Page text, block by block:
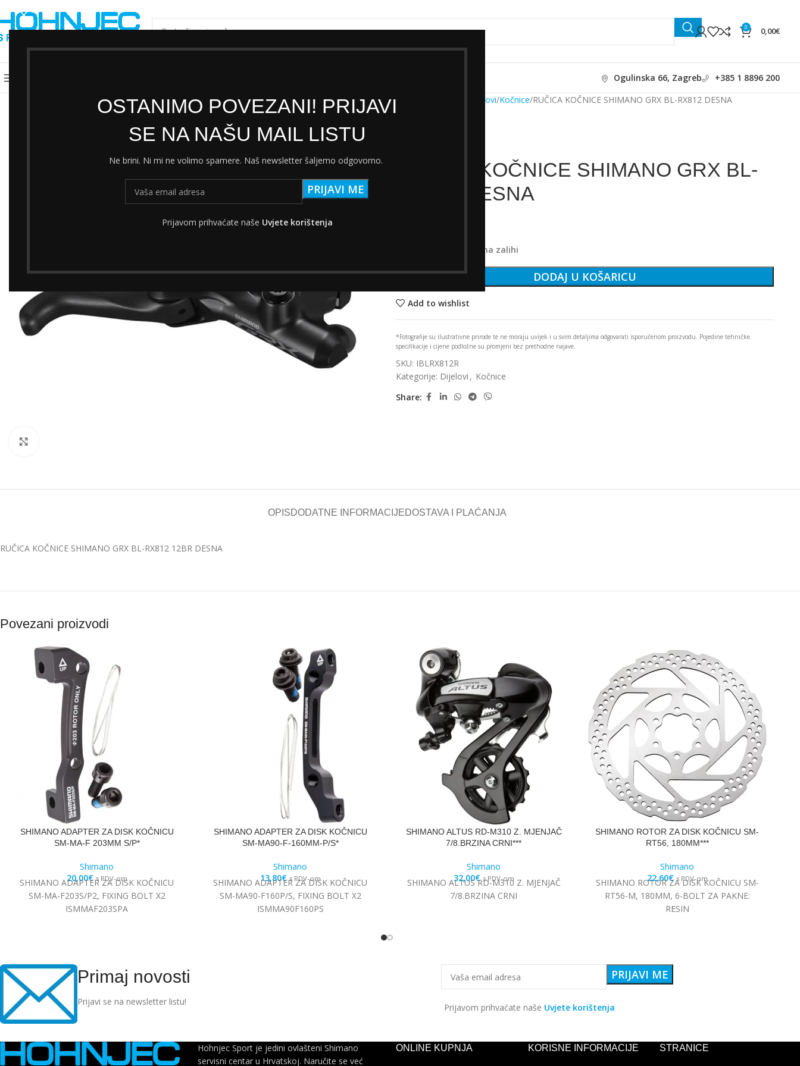
OSTANIMO POVEZANI! PRIJAVI
SE NA NAŠU MAIL LISTU
Ne brini. Ni mi ne volimo spamere. Naš newsletter šaljemo odgovorno.
Prijavom prihvaćate naše Uvjete korištenja
ODABERI KATEGORIJU
0 0,00€
Ogulinska 66, Zagreb +385 1 8896 200
Početna Dijelovi Kočnice RUČICA KOČNICE SHIMANO GRX BL-RX812 DESNA
RUČICA KOČNICE SHIMANO GRX BL-
RX812 DESNA
Samo 1 komad(a) na zalihi
DODAJ U KOŠARICU
Add to wishlist
*Fotografije su ilustrativne prirode te ne moraju uvijek i u svim detaljima odgovarati isporučenom proizvodu. Pojedine tehničke
specifikacije i cijene podložne su promjeni bez prethodne najave.
SKU: IBLRX812R
Kategorije: Dijelovi , Kočnice
Share:
OPISDODATNE INFORMACIJEDOSTAVA I PLAĆANJA
RUČICA KOČNICE SHIMANO GRX BL-RX812 12BR DESNA
Povezani proizvodi
SHIMANO ADAPTER ZA DISK KOČNICU
SM-MA-F 203MM S/P*
Shimano
20,00€ s PDV-om
SHIMANO ADAPTER ZA DISK KOČNICU
SM-MA-F203S/P2, FIXING BOLT X2
ISMMAF203SPA
SHIMANO ADAPTER ZA DISK KOČNICU
SM-MA90-F-160MM-P/S*
Shimano
13,80€ s PDV-om
SHIMANO ADAPTER ZA DISK KOČNICU
SM-MA90-F160P/S, FIXING BOLT X2
ISMMA90F160PS
SHIMANO ALTUS RD-M310 Z. MJENJAČ
7/8.BRZINA CRNI***
Shimano
32,00€ s PDV-om
SHIMANO ALTUS RD-M310 Z. MJENJAČ
7/8.BRZINA CRNI
SHIMANO ROTOR ZA DISK KOČNICU SM-
RT56, 180MM***
Shimano
22,60€ s PDV-om
SHIMANO ROTOR ZA DISK KOČNICU SM-
RT56-M, 180MM, 6-BOLT ZA PAKNE:
RESIN
Primaj novosti
Prijavi se na newsletter listu!
Prijavom prihvaćate naše Uvjete korištenja
Hohnjec Sport je jedini ovlašteni Shimano
servisni centar u Hrvatskoj. Naručite se već
ONLINE KUPNJA KORISNE INFORMACIJE STRANICE